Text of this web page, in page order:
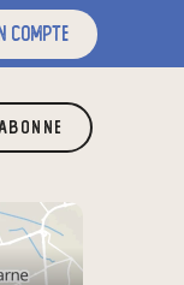
compte